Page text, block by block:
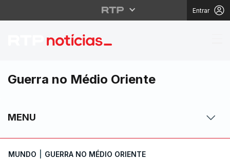
Entrar
Oito israelitas
Guerra no Médio Oriente
MENU
MUNDO GUERRA NO MÉDIO ORIENTE